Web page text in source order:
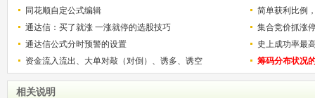
的技巧（图解）
同花顺自定公式编辑
简单获利比例
用
通达信：买了就涨 一涨就停的选股技巧
集合竞价抓涨
通达信公式分时预警的设置
史上成功率最
称选股法宝！
资金流入流出、大单对敲（对倒）、诱多、诱空 筹码分布状况
相关说明